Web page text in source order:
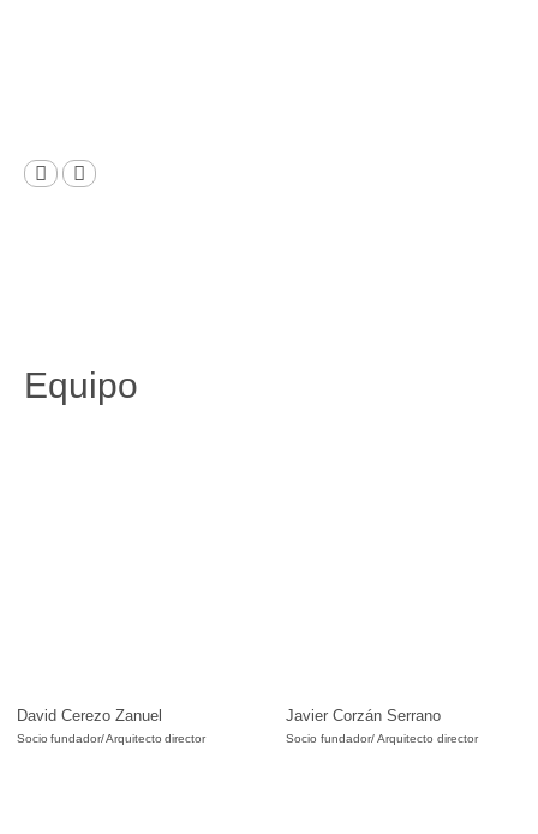
Equipo
David Cerezo Zanuel
Socio fundador/ Arquitecto director
Javier Corzán Serrano
Socio fundador/ Arquitecto director